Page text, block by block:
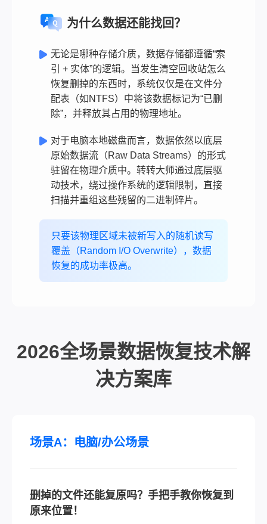
为什么数据还能找回？
无论是哪种存储介质，数据存储都遵循“索
引 + 实体”的逻辑。当发生清空回收站怎么
恢复删掉的东西时，系统仅仅是在文件分
配表（如NTFS）中将该数据标记为“已删
除”，并释放其占用的物理地址。
对于电脑本地磁盘而言，数据依然以底层
原始数据流（Raw Data Streams）的形式
驻留在物理介质中。转转大师通过底层驱
动技术，绕过操作系统的逻辑限制，直接
扫描并重组这些残留的二进制碎片。
只要该物理区域未被新写入的随机读写
覆盖（Random I/O Overwrite），数据
恢复的成功率极高。
2026全场景数据恢复技术解
决方案库
场景A：电脑/办公场景
删掉的文件还能复原吗？手把手教你恢复到
原来位置！